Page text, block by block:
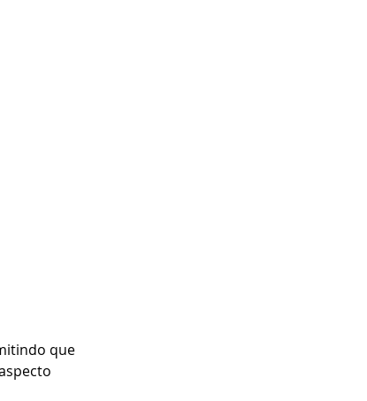
que